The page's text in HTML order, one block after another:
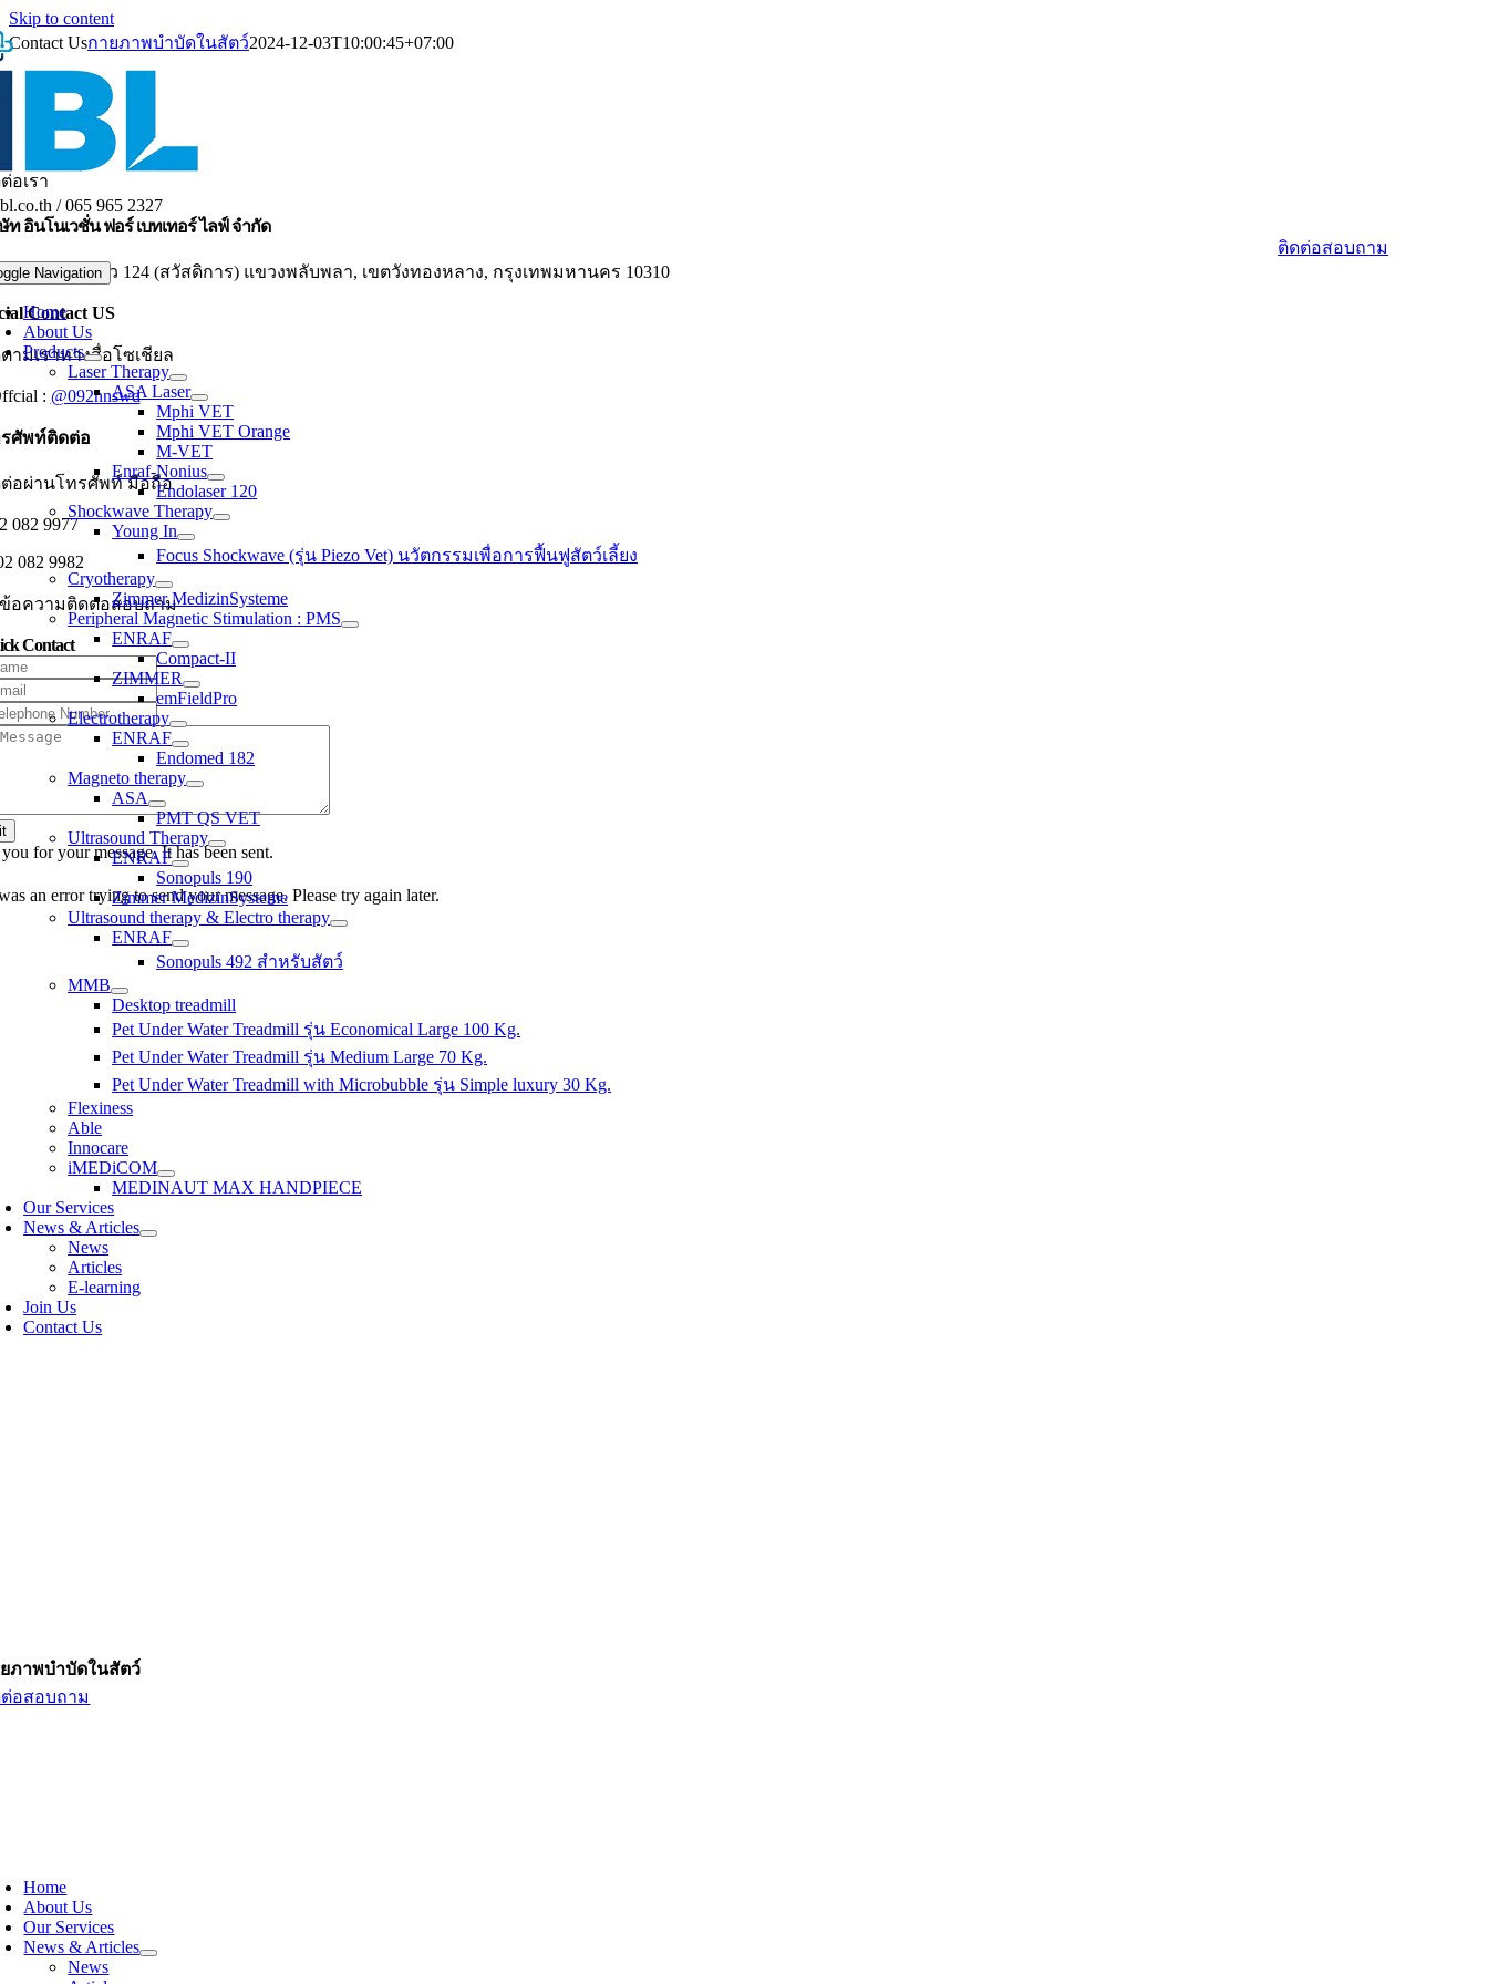
Skip to content
/ 065 965 2327
ติดต่อสอบถาม
Navigation
Home
About Us
Products
Laser Therapy
ASA Laser
Mphi VET
Mphi VET Orange
M-VET
Enraf-Nonius
Endolaser 120
Shockwave Therapy
Young In
Focus Shockwave (รุ่น Piezo Vet) นวัตกรรมเพื่อการฟื้นฟูสัตว์เลี้ยง
Cryotherapy
Zimmer MedizinSysteme
Peripheral Magnetic Stimulation : PMS
ENRAF
Compact-II
ZIMMER
emFieldPro
Electrotherapy
ENRAF
Endomed 182
Magneto therapy
ASA
PMT QS VET
Ultrasound Therapy
ENRAF
Sonopuls 190
Zimmer MedizinSysteme
Ultrasound therapy & Electro therapy
ENRAF
Sonopuls 492 สำหรับสัตว์
MMB
Desktop treadmill
Pet Under Water Treadmill รุ่น Economical Large 100 Kg.
Pet Under Water Treadmill รุ่น Medium Large 70 Kg.
Pet Under Water Treadmill with Microbubble รุ่น Simple luxury 30 Kg.
Flexiness
Able
Innocare
iMEDiCOM
MEDINAUT MAX HANDPIECE
Our Services
News & Articles
News
Articles
E-learning
Join Us
Contact Us
Contact Usกายภาพบำบัดในสัตว์2024-12-03T10:00:45+07:00
อเรา
ท อินโนเวชั่น ฟอร์ เบทเทอร์ ไลฟ์ จำกัด
50 ซ. ลาดพร้าว 124 (สวัสดิการ) แขวงพลับพลา, เขตวังทองหลาง, กรุงเทพมหานคร 10310
Contact US
ามเราทางสื่อโซเชียล
: @092nnswd
ศัพท์ติดต่อ
อผ่านโทรศัพท์ มือถือ
082 9977
082 9982
อความติดต่อสอบถาม
Contact
for your message. It has been sent.
an error trying to send your message. Please try again later.
ภาพบำบัดในสัตว์
อสอบถาม
Home
About Us
Our Services
News & Articles
News